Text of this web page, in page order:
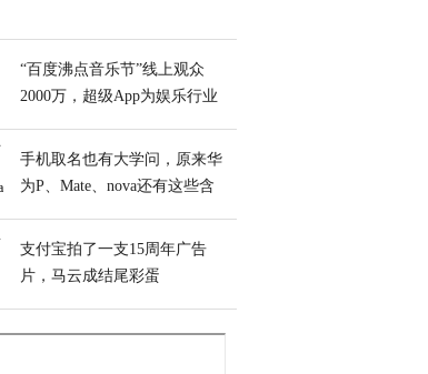
“百度沸点音乐节”线上观众
2000万，超级App为娱乐行业
手机取名也有大学问，原来华
为P、Mate、nova还有这些含
支付宝拍了一支15周年广告
片，马云成结尾彩蛋